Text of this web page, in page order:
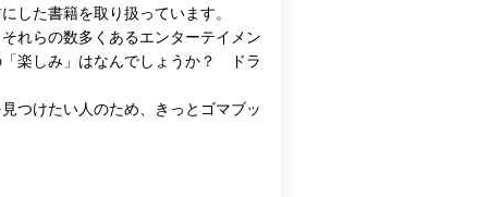
した書籍を取り扱っています。
れらの数多くあるエンターテイメン
「楽しみ」はなんでしょうか？ ドラ
つけたい人のため、きっとゴマブッ